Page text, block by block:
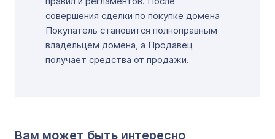
совершения сделки по покупке домена
Покупатель становится полноправным
владельцем домена, а Продавец
получает средства от продажи.
Вам может быть интересно